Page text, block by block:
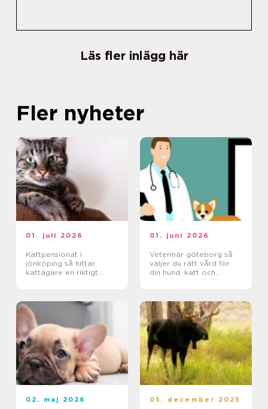
Läs fler inlägg här
Fler nyheter
01. juli 2026
Kattpensionat i
jönköping så hittar
kattägare en riktigt
01. juni 2026
Veterinär göteborg så
väljer du rätt vård för
din hund, katt och
02. maj 2026 05. december 2025